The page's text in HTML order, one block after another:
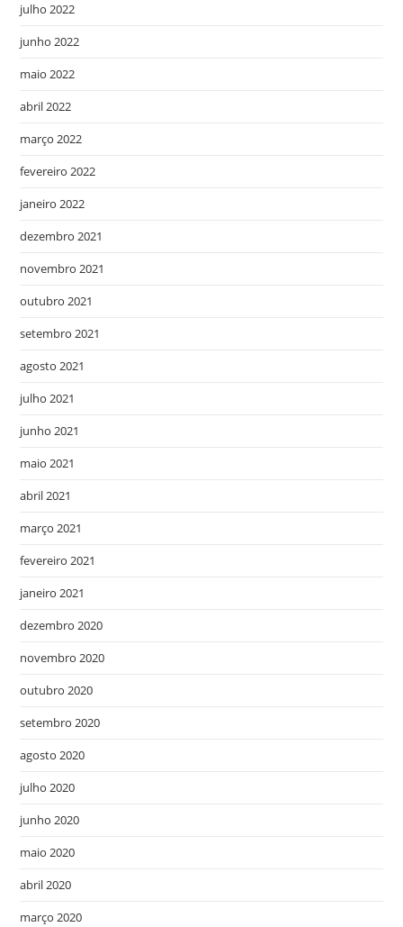
julho 2022
junho 2022
maio 2022
abril 2022
março 2022
fevereiro 2022
janeiro 2022
dezembro 2021
novembro 2021
outubro 2021
setembro 2021
agosto 2021
julho 2021
junho 2021
maio 2021
abril 2021
março 2021
fevereiro 2021
janeiro 2021
dezembro 2020
novembro 2020
outubro 2020
setembro 2020
agosto 2020
julho 2020
junho 2020
maio 2020
abril 2020
março 2020